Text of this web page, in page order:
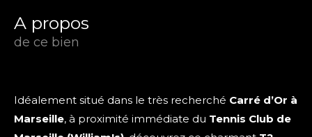
a propos
de ce bien
Idéalement situé dans le très recherché Carré d’Or à
Marseille, à proximité immédiate du Tennis Club de